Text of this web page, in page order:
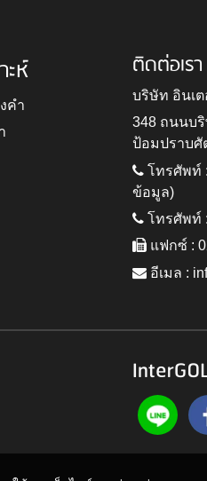
ะห์
คำ
ติดต่อเรา
บริษัท อินเ
348 ถนนบ
ป้อมปราบศั
โทรศัพท์
ข้อมูล)
โทรศัพท์
แฟกซ์ :
อีเมล :